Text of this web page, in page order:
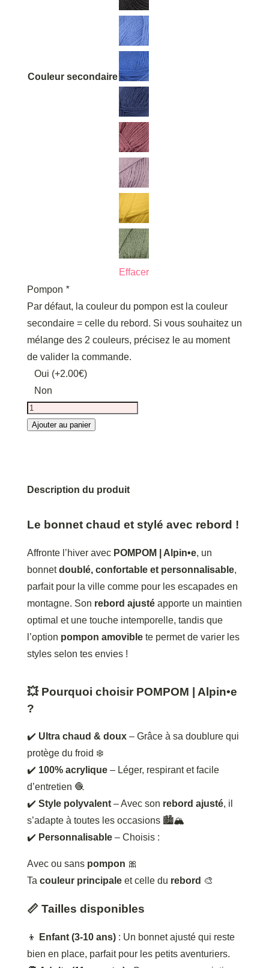
Couleur secondaire
Effacer
Pompon *
Par défaut, la couleur du pompon est la couleur
secondaire = celle du rebord. Si vous souhaitez un
mélange des 2 couleurs, précisez le au moment
de valider la commande.
Oui (+2.00€)
Non
quantité
deAjouter au panier
Description du produit
Le bonnet chaud et stylé avec rebord !
Affronte l’hiver avec POMPOM | Alpin•e, un
bonnetdoublé, confortable et personnalisable,
parfait pour la ville comme pour les escapades en
montagne. Son rebord ajustéapporte un maintien
optimal et une touche intemporelle, tandis que
l’option pompon amoviblete permet de varier les
styles selon tes envies !
💥 Pourquoi choisir POMPOM | Alpin•e
?
✔️ Ultra chaud & doux– Grâce à sa doublure qui
protège du froid ❄️
✔️ 100% acrylique– Léger, respirant et facile
d’entretien 🧶
✔️ Style polyvalent– Avec son rebord ajusté, il
s’adapte à toutes les occasions 🏙️🏔️
✔️ Personnalisable– Choisis :
Avec ou sans pompon 🎀
Ta couleur principaleet celle du rebord 🎨
📏 Tailles disponibles
👦 Enfant (3-10 ans): Un bonnet ajusté qui reste
bien en place, parfait pour les petits aventuriers.